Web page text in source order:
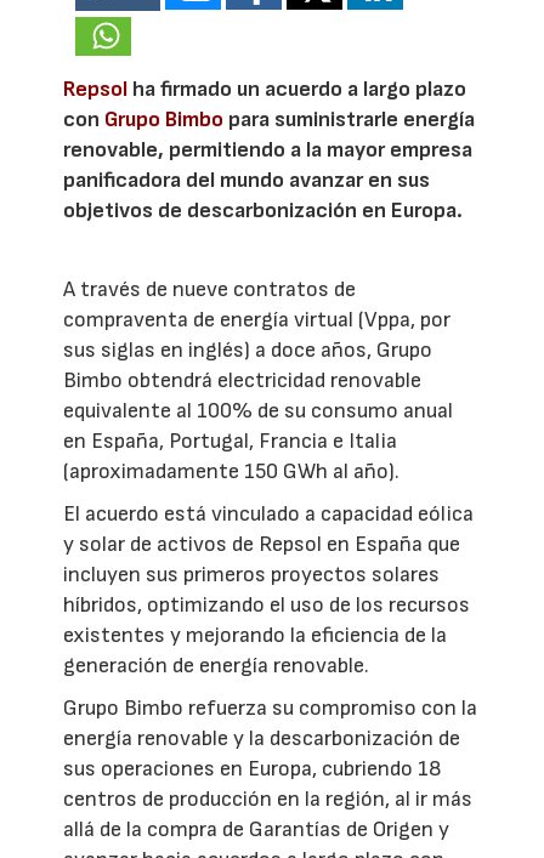
Repsol ha firmado un acuerdo a largo plazo
con Grupo Bimbo para suministrarle energía
renovable, permitiendo a la mayor empresa
panificadora del mundo avanzar en sus
objetivos de descarbonización en Europa.
A través de nueve contratos de
compraventa de energía virtual (Vppa, por
sus siglas en inglés) a doce años, Grupo
Bimbo obtendrá electricidad renovable
equivalente al 100% de su consumo anual
en España, Portugal, Francia e Italia
(aproximadamente 150 GWh al año).
El acuerdo está vinculado a capacidad eólica
y solar de activos de Repsol en España que
incluyen sus primeros proyectos solares
híbridos, optimizando el uso de los recursos
existentes y mejorando la eficiencia de la
generación de energía renovable.
Grupo Bimbo refuerza su compromiso con la
energía renovable y la descarbonización de
sus operaciones en Europa, cubriendo 18
centros de producción en la región, al ir más
allá de la compra de Garantías de Origen y